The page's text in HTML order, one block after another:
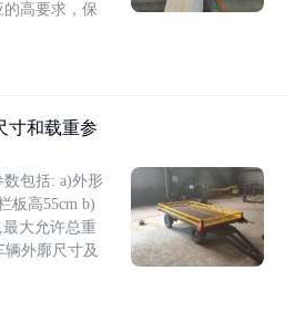
高要求，保
寸和载重参
数包括: a)外形
板高55cm b)
大允许总重
外廓尺寸及